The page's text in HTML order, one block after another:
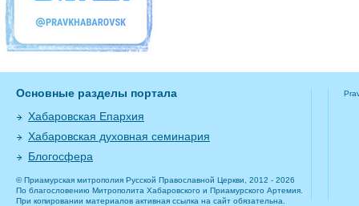
Основные разделы портала
Хабаровская Епархия
Хабаровская духовная семинария
Блогосфера
© Приамурская митрополия Русской Православной Церкви, 2012 - 2026
По благословению Митрополита Хабаровского и Приамурского Артемия.
При копировании материалов активная ссылка на сайт обязательна.